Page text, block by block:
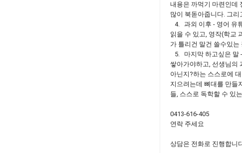
내용은 까먹기 마련인데
많이 북돋아줍니다. 그
4. 과외 이후 - 영어 유
읽을 수 있고, 영작(학교
가 틀리건 말건 쓸수있
5. 마지막 하고싶은 말
쌓아가야하고, 선생님의
아닌지?하는 스스로에
지으려는데 뼈대를 만들
들, 스스로 독학할 수 있
0413-616-405
연락 주세요
상담은 전화로 진행합니